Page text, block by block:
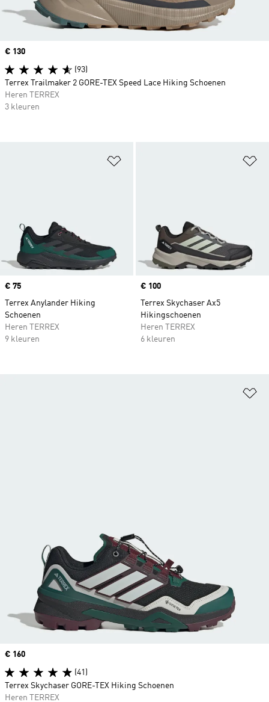
Price
€ 75
Terrex Anylander Hiking
Schoenen
Heren TERREX
9 kleuren
Price
€ 100
Terrex Skychaser Ax5
Hikingschoenen
Heren TERREX
6 kleuren
Price
€ 160
(41)
Terrex Skychaser GORE-TEX Hiking Schoenen
Heren TERREX
Price
€ 130
(93)
Terrex Trailmaker 2 GORE-TEX Speed Lace Hiking Schoenen
Heren TERREX
3 kleuren